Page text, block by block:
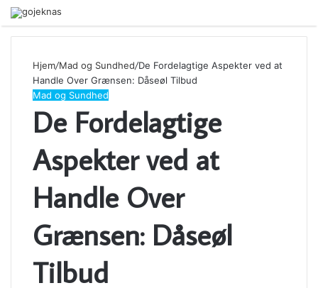
Menu
Hjem/Mad og Sundhed/De Fordelagtige Aspekter ved at
Handle Over Grænsen: Dåseøl Tilbud
Mad og Sundhed
De Fordelagtige
Aspekter ved at
Handle Over
Grænsen: Dåseøl
Tilbud